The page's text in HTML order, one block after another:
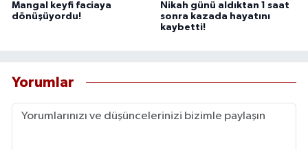
Mangal keyfi faciaya
dönüşüyordu!
Nikah günü aldıktan 1 saat
sonra kazada hayatını
kaybetti!
Yorumlar